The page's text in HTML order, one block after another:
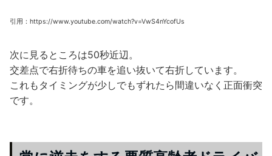
引用：https://www.youtube.com/watch?v=VwS4nYcofUs
次に見るところは50秒近辺。
交差点で右折待ちの車を追い抜いて右折しています。
これもタイミングが少しでもずれたら間違いなく正面衝突
です。